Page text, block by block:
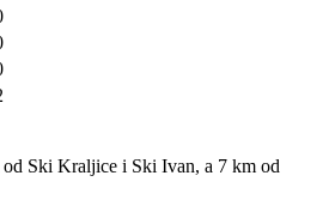
Ski Kraljice i Ski Ivan, a 7 km od